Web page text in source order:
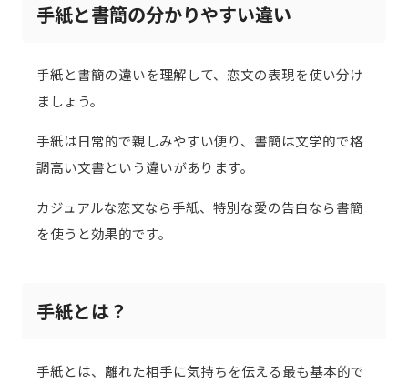
手紙と書簡の分かりやすい違い
手紙と書簡の違いを理解して、恋文の表現を使い分け
ましょう。
手紙は日常的で親しみやすい便り、書簡は文学的で格
調高い文書という違いがあります。
カジュアルな恋文なら手紙、特別な愛の告白なら書簡
を使うと効果的です。
手紙とは？
手紙とは、離れた相手に気持ちを伝える最も基本的で